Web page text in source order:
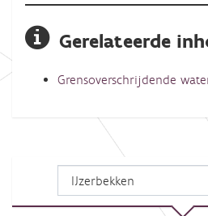
Gerelateerde
Grensoverschrijdende